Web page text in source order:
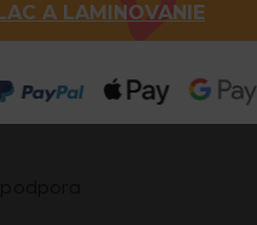
A LAMINOVANIE